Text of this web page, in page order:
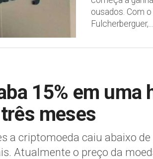
ousados. Com
Fulcherberguer,...
15% em uma
meses
a criptomoeda caiu abaixo de
Atualmente o preço da